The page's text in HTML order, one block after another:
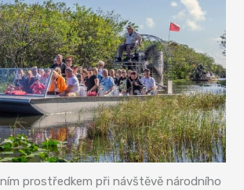
prostředkem při návštěvě národního